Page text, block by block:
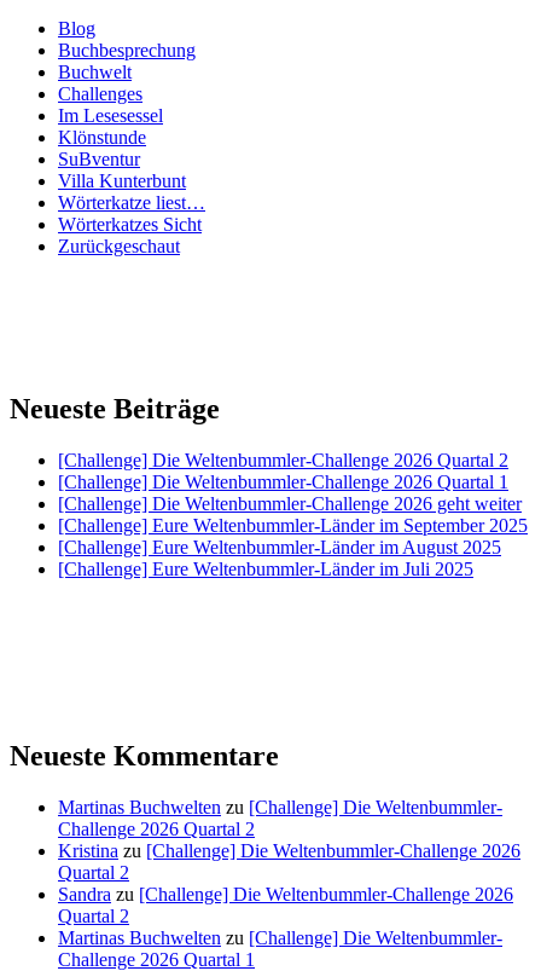
Blog
Buchbesprechung
Buchwelt
Challenges
Im Lesesessel
Klönstunde
SuBventur
Villa Kunterbunt
Wörterkatze liest…
Wörterkatzes Sicht
Zurückgeschaut
Neueste Beiträge
[Challenge] Die Weltenbummler-Challenge 2026 Quartal 2
[Challenge] Die Weltenbummler-Challenge 2026 Quartal 1
[Challenge] Die Weltenbummler-Challenge 2026 geht weiter
[Challenge] Eure Weltenbummler-Länder im September 2025
[Challenge] Eure Weltenbummler-Länder im August 2025
[Challenge] Eure Weltenbummler-Länder im Juli 2025
Neueste Kommentare
Martinas Buchwelten zu [Challenge] Die Weltenbummler-
Challenge 2026 Quartal 2
Kristina zu [Challenge] Die Weltenbummler-Challenge 2026
Quartal 2
Sandra zu [Challenge] Die Weltenbummler-Challenge 2026
Quartal 2
Martinas Buchwelten zu [Challenge] Die Weltenbummler-
Challenge 2026 Quartal 1